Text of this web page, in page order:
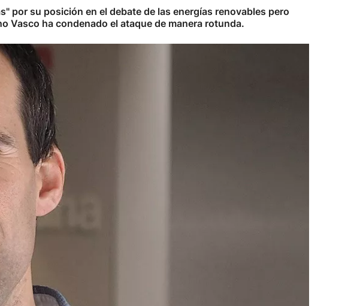
por su posición en el debate de las energías renovables pero
Vasco ha condenado el ataque de manera rotunda.